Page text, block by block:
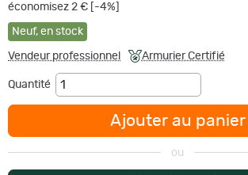
économisez 2 € [-4%]
Neuf, en stock
Vendeur professionnel Armurier Certifié
Quantité
Ajouter au panier
ou